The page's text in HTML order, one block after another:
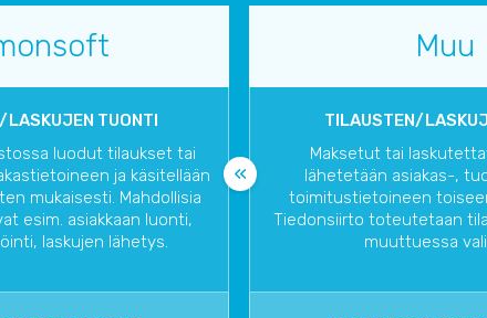
Muu
TUONTI
luodut tilaukset tai
ja käsitellään
mukaisesti. Mahdollisia
esim. asiakkaan luonti,
laskujen lähetys.
TILAUSTEN/
Maksetut tai
lähetetään asiakas-,
toimitustietoineen
Tiedonsiirto toteutetaan
muuttuessa